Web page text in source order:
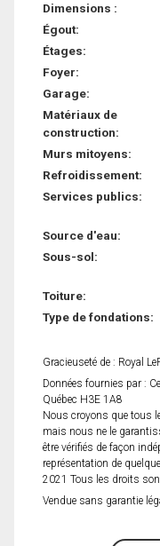
Dimensions :
Égout:
Étages:
Foyer:
Garage:
Matériaux de
construction:
Murs mitoyens:
Refroidissement:
Services publics:
Source d'eau:
Sous-sol:
Toiture:
Type de fondations:
Gracieuseté de : Royal
Données fournies par :
Québec H3E 1A8
Nous croyons que tous
mais nous ne le
être vérifiés de façon
représentation de
2021 Tous les droits
Vendue sans garantie